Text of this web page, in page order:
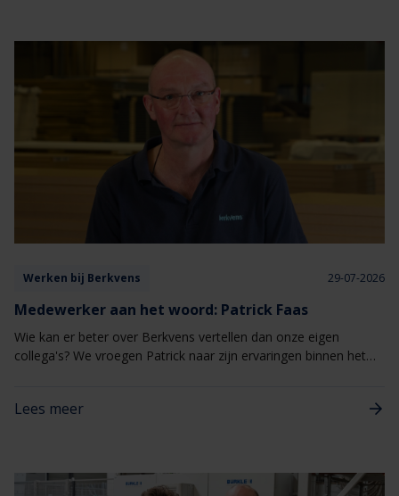
Werken bij Berkvens 29-07-2026
Medewerker aan het woord: Patrick Faas
Wie kan er beter over Berkvens vertellen dan onze eigen
collega's? We vroegen Patrick naar zijn ervaringen binnen het
Lees meer